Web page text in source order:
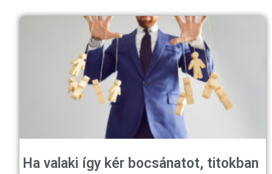
Ha valaki így kér bocsánatot, titokban